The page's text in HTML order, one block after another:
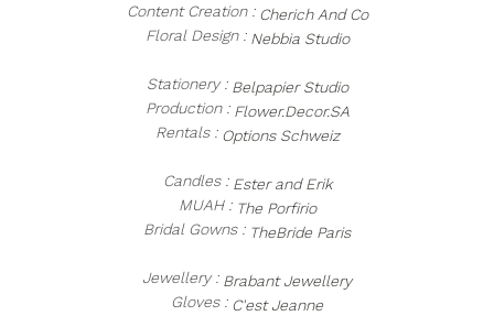
Content Creation : Cherich And Co
Floral Design : Nebbia Studio
Stationery : Belpapier Studio
Production : Flower.Decor.SA
Rentals : Options Schweiz
Candles : Ester and Erik
MUAH : The Porfirio
Bridal Gowns : TheBride Paris
Jewellery : Brabant Jewellery
Gloves : C'est Jeanne